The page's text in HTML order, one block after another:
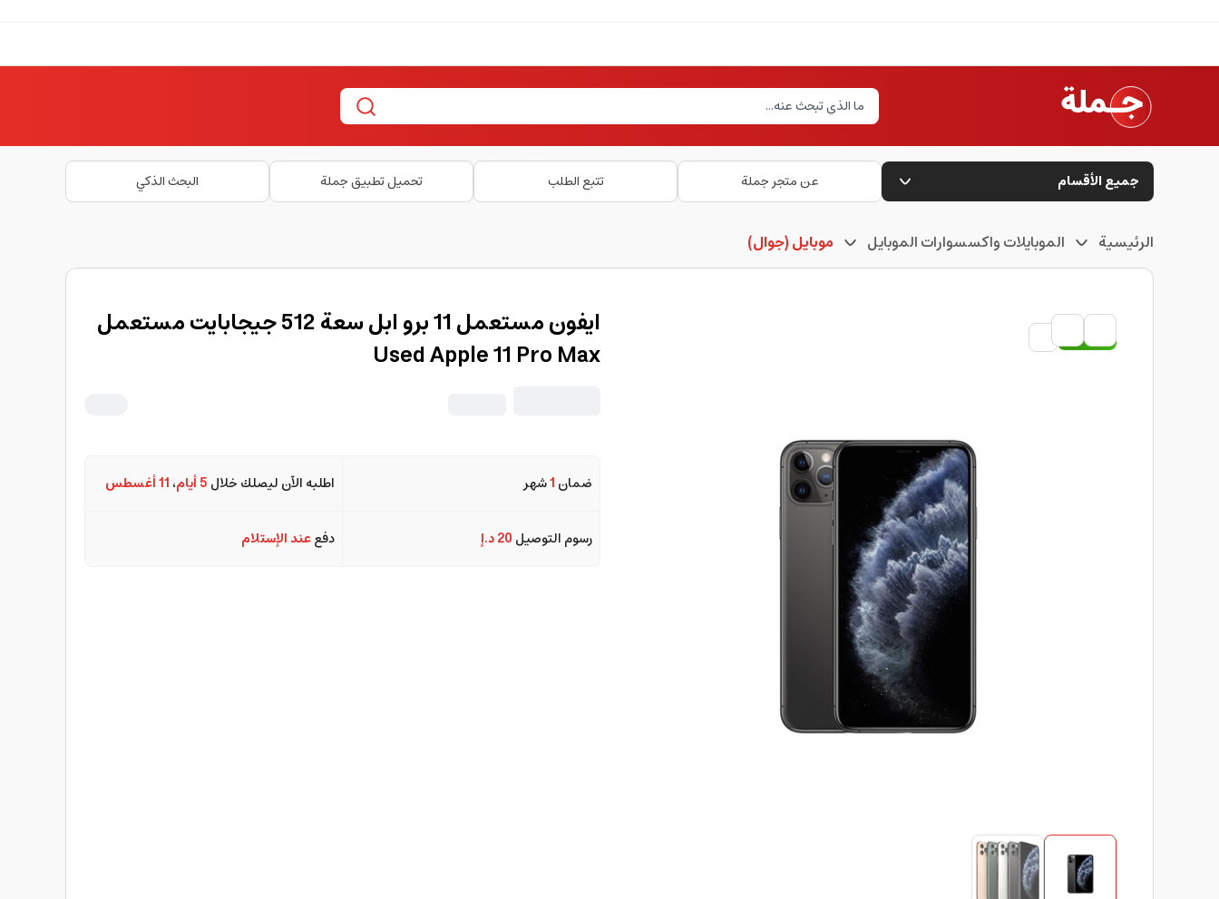
جميع الأقسام عن متجر جملة تتبع الطلب تحميل تطبيق جملة البحث الذكي
الرئيسية الموبايلات واكسسوارات الموبايل موبايل (جوال)
مستعمل
ايفون مستعمل 11 برو ابل سعة 512 جيجابايت مستعمل
Used Apple 11 Pro Max
ضمان 1شهر اطلبه الآن ليصلك خلال 5 أيام ، 11 أغسطس
رسوم التوصيل 20 د.إ دفععند الإستلام